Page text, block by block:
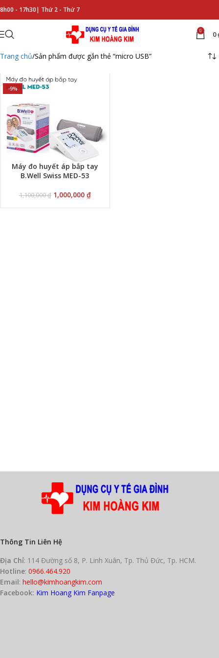
8h00 - 17h30| Thứ 2 - Thứ 7
0 0
Trang chủ Sản phẩm được gắn thẻ “micro USB”
-9%
Máy đo huyết áp bắp tay
B.Well Swiss MED-53
1,100,000₫ 1,000,000 ₫
Thông Tin Liên Hệ
Địa Chỉ: 114 Đường số 8, P. Linh Xuân, Tp. Thủ Đức, Tp. HCM.
Hotline: 0966.464.920
Email: hello@kimhoangkim.com
Facebook: Kim Hoang Kim Fanpage